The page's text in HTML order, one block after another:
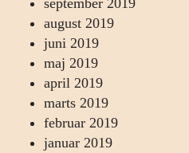
august 2019
juni 2019
maj 2019
april 2019
marts 2019
februar 2019
januar 2019